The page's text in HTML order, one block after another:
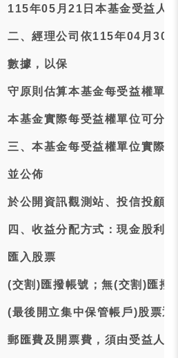
115年05月21日本基金受益人
二、經理公司依115年04月30
數據，以保
守原則估算本基金每受益權單
本基金實際每受益權單位可分
三、本基金每受益權單位實際
並公佈
於公開資訊觀測站、投信投顧
四、收益分配方式：現金股利
匯入股票
(交割)匯撥帳號；無(交割)匯撥
(最後開立集中保管帳戶)股票
郵匯費及開票費，須由受益人